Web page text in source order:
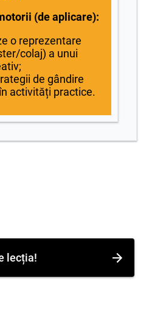
(de aplicare):
o reprezentare
colaj) a unui
de gândire
activități practice.
lecția!